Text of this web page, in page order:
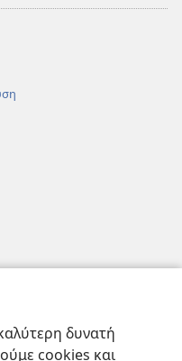
δυνατή
cookies και
και ΜΜΕ